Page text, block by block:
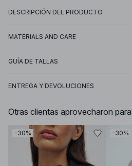
DESCRIPCIÓN DEL PRODUCTO
MATERIALS AND CARE
GUÍA DE TALLAS
ENTREGA Y DEVOLUCIONES
Otras clientas aprovecharon
-30% -30%